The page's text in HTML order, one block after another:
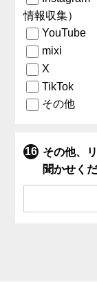
情報収集）
YouTube
mixi
X
TikTok
その他
その他、
聞かせく